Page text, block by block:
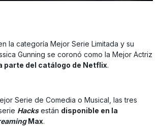
la categoría Mejor Serie Limitada y su
Gunning se coronó como la Mejor Actriz
parte del catálogo de Netflix.
Serie de Comedia o Musical, las tres
Hacksestán disponible en la
Max.